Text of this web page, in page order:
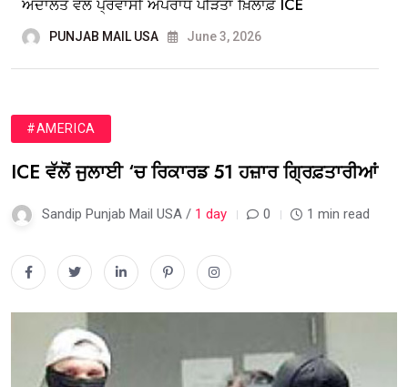
ਅਦਾਲਤ ਵੱਲੋਂ ਪ੍ਰਵਾਸੀ ਅਪਰਾਧ ਪੀੜਤਾਂ ਖ਼ਿਲਾਫ਼ ICE
PUNJAB MAIL USA June 3, 2026
#AMERICA
ICE ਵੱਲੋਂ ਜੁਲਾਈ ‘ਚ ਰਿਕਾਰਡ 51 ਹਜ਼ਾਰ ਗ੍ਰਿਫ਼ਤਾਰੀਆਂ
Sandip Punjab Mail USA / 1 day 0 1 min read